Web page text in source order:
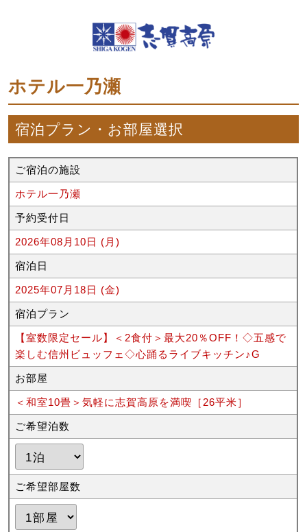
ホテル一乃瀬
宿泊プラン・お部屋選択
ご宿泊の施設
ホテル一乃瀬
予約受付日
2026年08月10日 (月)
宿泊日
2025年07月18日 (金)
宿泊プラン
【室数限定セール】＜2食付＞最大20％OFF！◇五感で
楽しむ信州ビュッフェ◇心踊るライブキッチン♪G
お部屋
＜和室10畳＞気軽に志賀高原を満喫［26平米］
ご希望泊数
ご希望部屋数